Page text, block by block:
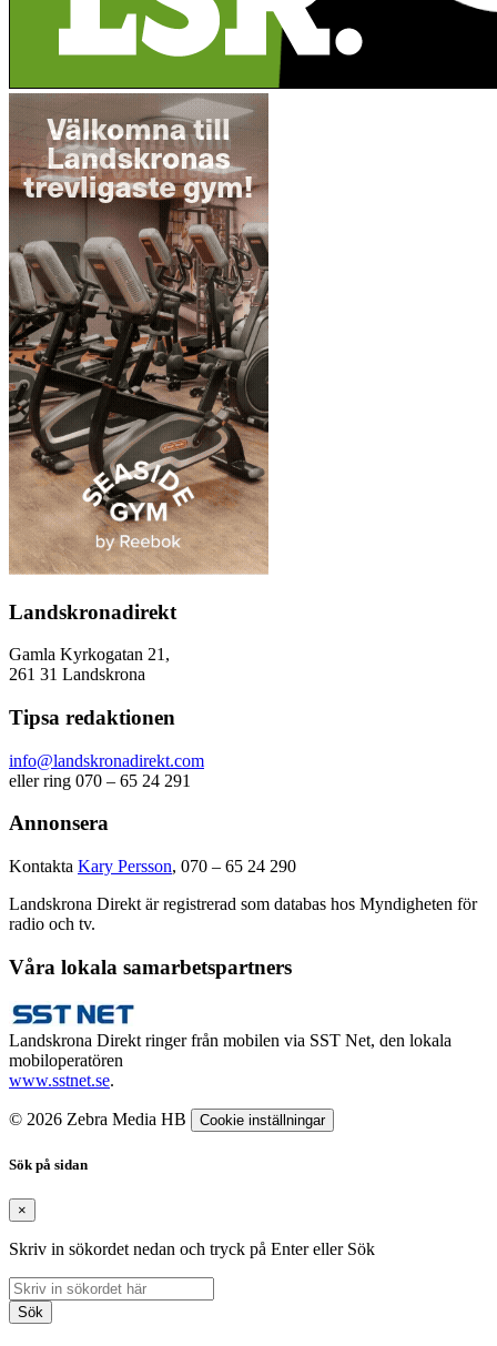
Landskronadirekt
Gamla Kyrkogatan 21,
261 31 Landskrona
Tipsa redaktionen
info@landskronadirekt.com
eller ring 070 – 65 24 291
Annonsera
Kontakta Kary Persson, 070 – 65 24 290
Landskrona Direkt är registrerad som databas hos Myndigheten för
radio och tv.
Våra lokala samarbetspartners
Landskrona Direkt ringer från mobilen via SST Net, den lokala
mobiloperatören
www.sstnet.se.
© 2026 Zebra Media HB Cookie inställningar
Sök på sidan
×
Skriv in sökordet nedan och tryck på Enter eller Sök
Sök